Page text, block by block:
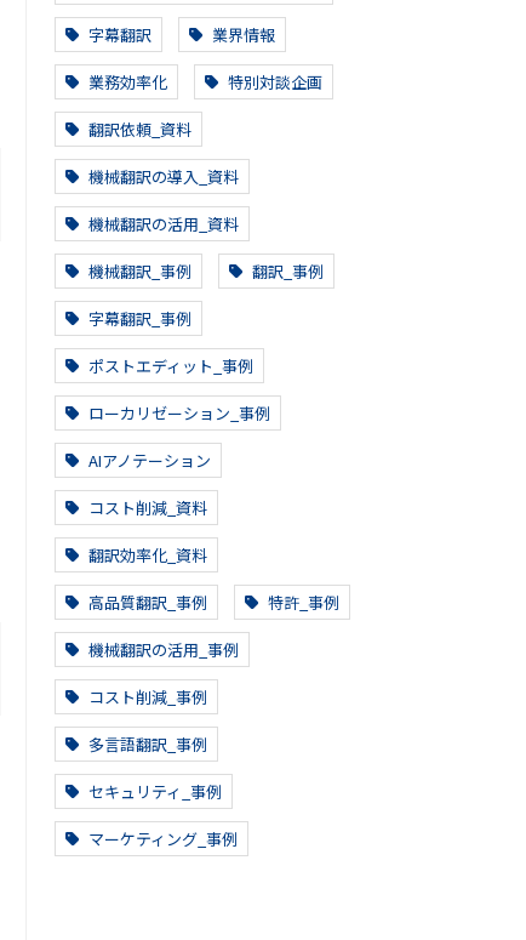
字幕翻訳 業界情報
業務効率化 特別対談企画
翻訳依頼_資料
機械翻訳の導入_資料
機械翻訳の活用_資料
機械翻訳_事例 翻訳_事例
字幕翻訳_事例
ポストエディット_事例
ローカリゼーション_事例
AIアノテーション
コスト削減_資料
翻訳効率化_資料
高品質翻訳_事例 特許_事例
機械翻訳の活用_事例
コスト削減_事例
多言語翻訳_事例
セキュリティ_事例
マーケティング_事例